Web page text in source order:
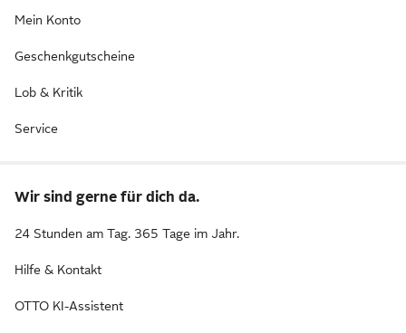
Mein Konto
Geschenkgutscheine
Lob & Kritik
Service
Wir sind gerne für dich da.
24 Stunden am Tag. 365 Tage im Jahr.
Hilfe & Kontakt
OTTO KI-Assistent